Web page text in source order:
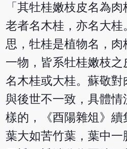
「其牡桂嫩枝皮名為
老者名木桂，亦名大桂
思，牡桂是植物名，
一物，皆系牡桂嫩枝之
名木桂或大桂。蘇敬
與後世不一致，具體情
樣的，《酉陽雜俎》續
葉大如苦竹葉，葉中